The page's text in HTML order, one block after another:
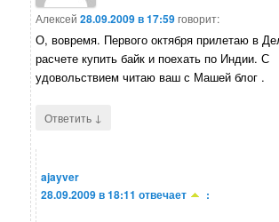
Алексей 28.09.2009 в 17:59говорит:
О, вовремя. Первого октября прилетаю в
расчете купить байк и поехать по Индии. С
удовольствием читаю ваш с Машей блог .
Ответить ↓
ajayver
28.09.2009 в 18:11 отвечает :